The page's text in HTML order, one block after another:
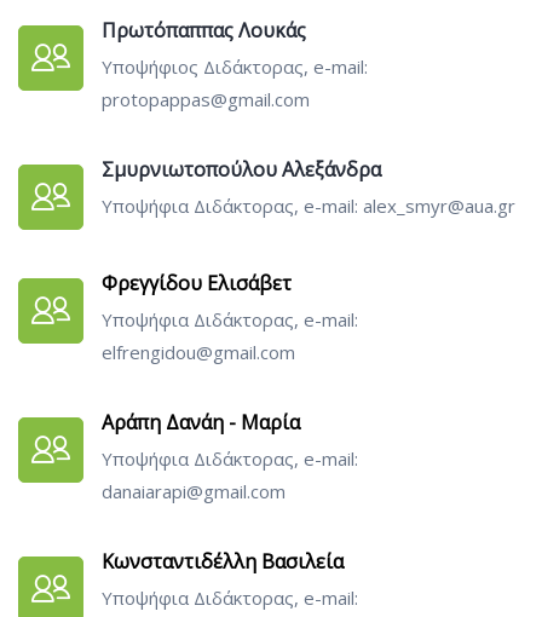
Πρωτόπαππας Λουκάς
Υποψήφιος Διδάκτορας, e-mail:
protopappas@gmail.com
Σμυρνιωτοπούλου Αλεξάνδρα
Υποψήφια Διδάκτορας, e-mail: alex_smyr@aua.gr
Φρεγγίδου Ελισάβετ
Υποψήφια Διδάκτορας, e-mail:
elfrengidou@gmail.com
Αράπη Δανάη - Μαρία
Υποψήφια Διδάκτορας, e-mail:
danaiarapi@gmail.com
Κωνσταντιδέλλη Βασιλεία
Υποψήφια Διδάκτορας, e-mail: